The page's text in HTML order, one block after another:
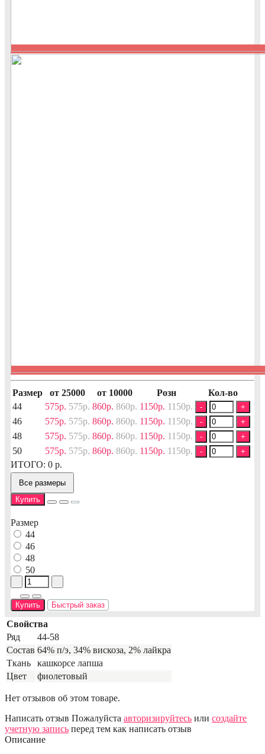
Размер от 25000 от 10000 Розн
Кол-во
44
575р. 575р. 860р. 860р. 1150р. 1150р. - +
46 575р. 575р. 860р. 860р. 1150р. 1150р. - +
48 575р. 575р. 860р. 860р. 1150р. 1150р. - +
50 575р. 575р. 860р. 860р. 1150р. 1150р. - +
ИТОГО: 0 р.
Все размеры
Купить
Размер
44
46
48
50
Купить Быстрый заказ
Свойства
Ряд
44-58
Состав 64% п/э, 34% вискоза, 2% лайкра
Ткань
кашкорсе лапша
Цвет
фиолетовый
Нет отзывов об этом товаре.
Написать отзыв Пожалуйста авторизируйтесь или создайте
учетную запись перед тем как написать отзыв
Описание